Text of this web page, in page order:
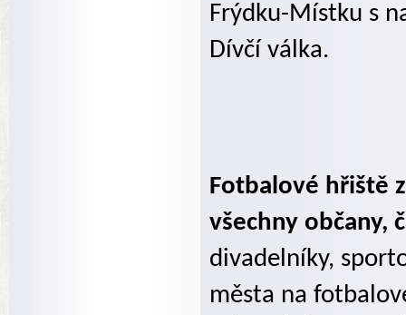
Frýdku-Místku s
Dívčí válka.
Fotbalové hřiště
všechny občany,
divadelníky,
města na